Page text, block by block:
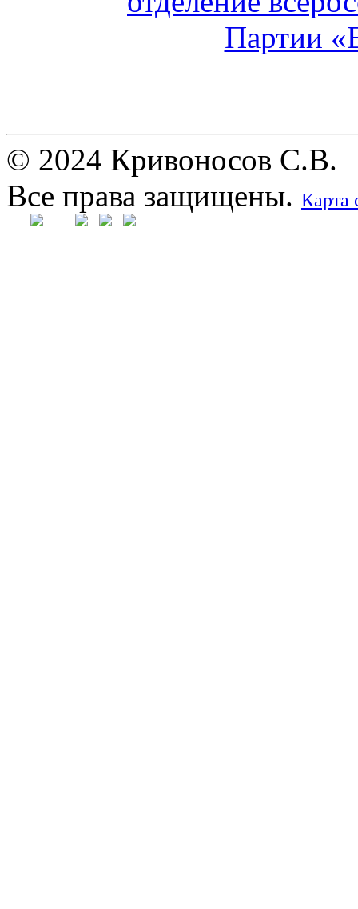
© 2024 Кривоносов С.В.
Все права защищены. Карта